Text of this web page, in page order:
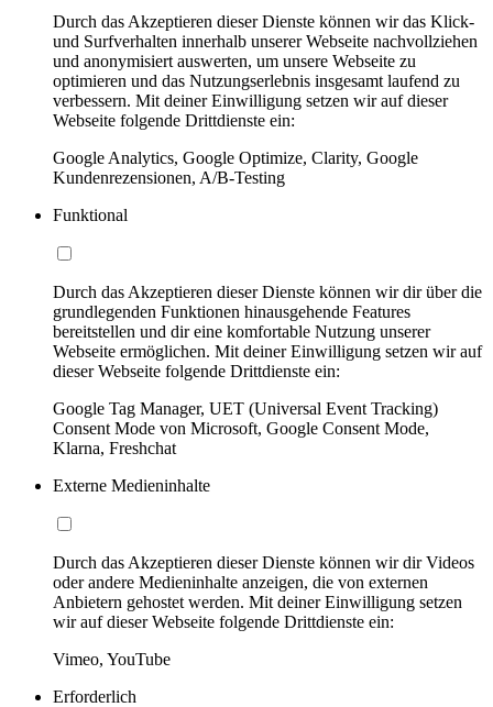
Durch das Akzeptieren dieser Dienste können wir das Klick-
und Surfverhalten innerhalb unserer Webseite nachvollziehen
und anonymisiert auswerten, um unsere Webseite zu
optimieren und das Nutzungserlebnis insgesamt laufend zu
verbessern. Mit deiner Einwilligung setzen wir auf dieser
Webseite folgende Drittdienste ein:
Google Analytics, Google Optimize, Clarity, Google
Kundenrezensionen, A/B-Testing
Funktional
Durch das Akzeptieren dieser Dienste können wir dir über die
grundlegenden Funktionen hinausgehende Features
bereitstellen und dir eine komfortable Nutzung unserer
Webseite ermöglichen. Mit deiner Einwilligung setzen wir auf
dieser Webseite folgende Drittdienste ein:
Google Tag Manager, UET (Universal Event Tracking)
Consent Mode von Microsoft, Google Consent Mode,
Klarna, Freshchat
Externe Medieninhalte
Durch das Akzeptieren dieser Dienste können wir dir Videos
oder andere Medieninhalte anzeigen, die von externen
Anbietern gehostet werden. Mit deiner Einwilligung setzen
wir auf dieser Webseite folgende Drittdienste ein:
Vimeo, YouTube
Erforderlich